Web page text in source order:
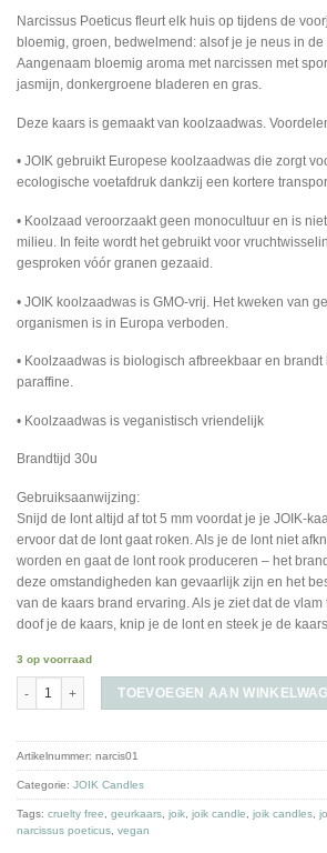
Narcissus Poeticus fleurt elk huis op tijdens de
bloemig, groen, bedwelmend: alsof je je neus in de
Aangenaam bloemig aroma met narcissen met
jasmijn, donkergroene bladeren en gras.
Deze kaars is gemaakt van koolzaadwas.
• JOIK gebruikt Europese koolzaadwas die zorgt
ecologische voetafdruk dankzij een kortere
• Koolzaad veroorzaakt geen monocultuur en is
milieu. In feite wordt het gebruikt voor
gesproken vóór granen gezaaid.
• JOIK koolzaadwas is GMO-vrij. Het kweken van
organismen is in Europa verboden.
• Koolzaadwas is biologisch afbreekbaar en
paraffine.
• Koolzaadwas is veganistisch vriendelijk
Brandtijd 30u
Gebruiksaanwijzing:
Snijd de lont altijd af tot 5 mm voordat je je JOIK-
ervoor dat de lont gaat roken. Als je de lont niet
worden en gaat de lont rook produceren – het
deze omstandigheden kan gevaarlijk zijn en het
van de kaars brand ervaring. Als je ziet dat de vlam
doof je de kaars, knip je de lont en steek je de
3 op voorraad
TOEVOEGEN AAN
Artikelnummer: narcis01
Categorie: JOIK Candles
Tags: cruelty free geurkaars joik joik candle joik candles
narcissus poeticus vegan